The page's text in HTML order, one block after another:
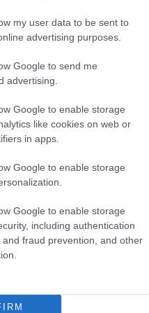
my user data to be sent to
advertising purposes.
Google to send me
advertising.
Google to enable storage
like cookies on web or
in apps.
Google to enable storage
Google to enable storage
including authentication
and fraud prevention, and other
– 9 Αυγούστου
δεύτερος ατομικός
φθάνουν οι
που μας
μετρά πράξεις